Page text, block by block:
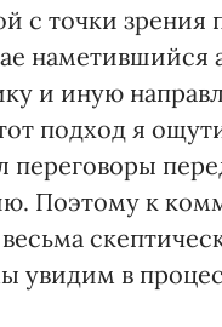
с точки зрения
наметившийся
и иную
подход я
переговоры
Поэтому к
увидим в